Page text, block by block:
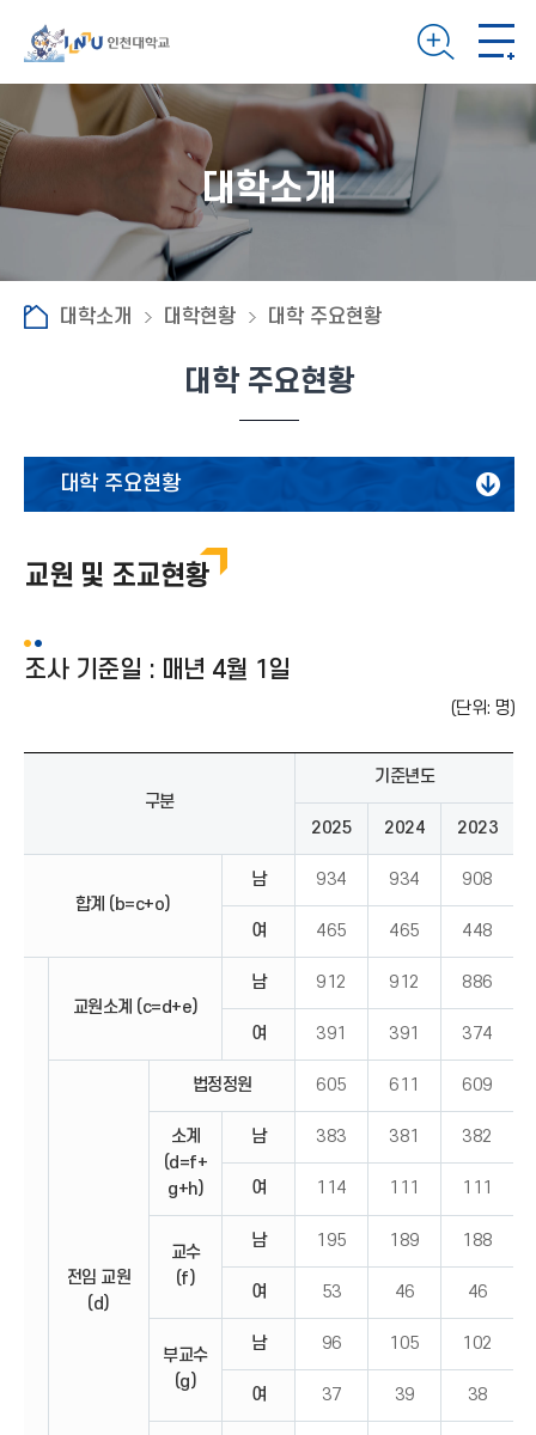
대학소개
대학소개 대학현황 대학 주요현황
대학 주요현황
대학 주요현황
교원 및 조교현황
조사 기준일 : 매년 4월 1일
(단위: 명)
구분
기준년도
2025 2024 2023
합계 (b=c+o)
남 934 934 908
여 465 465 448
교원소계 (c=d+e)
남 912 912 886
여 391 391 374
전임 교원
(d)
법정정원 605 611 609
소계
(d=f+
g+h)
남 383 381 382
여 114 111 111
교수
(f)
남 195 189 188
여 53 46 46
부교수
(g)
남 96 105 102
여 37 39 38